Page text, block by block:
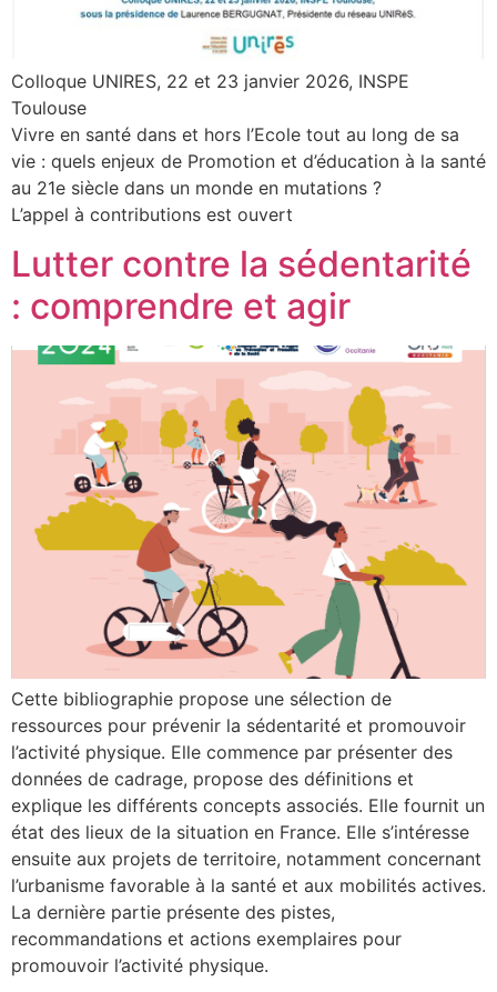
Colloque UNIRES, 22 et 23 janvier 2026, INSPE
Toulouse
Vivre en santé dans et hors l’Ecole tout au long de sa
vie : quels enjeux de Promotion et d’éducation à la santé
au 21e siècle dans un monde en mutations ?
L’appel à contributions est ouvert
Lutter contre la sédentarité
: comprendre et agir
Cette bibliographie propose une sélection de
ressources pour prévenir la sédentarité et promouvoir
l’activité physique. Elle commence par présenter des
données de cadrage, propose des définitions et
explique les différents concepts associés. Elle fournit un
état des lieux de la situation en France. Elle s’intéresse
ensuite aux projets de territoire, notamment concernant
l’urbanisme favorable à la santé et aux mobilités actives.
La dernière partie présente des pistes,
recommandations et actions exemplaires pour
promouvoir l’activité physique.